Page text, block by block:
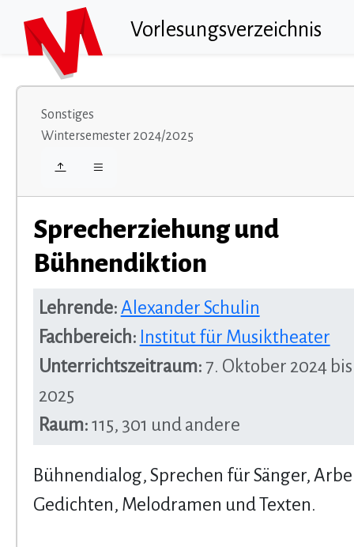
Vorlesungsverzeichnis
Sonstiges
Wintersemester 2024/2025
Sprecherziehung und
Bühnendiktion
Lehrende: Alexander Schulin
Fachbereich: Institut für Musiktheater
Unterrichtszeitraum: 7. Oktober 2024
2025
Raum: 115, 301 und andere
Bühnendialog, Sprechen für Sänger,
Gedichten, Melodramen und Texten.